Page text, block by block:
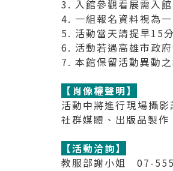
3. 入館參觀看展需入
4. 一組報名資料視為
5. 活動當天請提早15
6. 活動若遇高雄市政
7. 本館保留活動異動
【肖像權聲明】
活動中將進行現場攝
社群媒體、出版品製
【活動洽詢】
教服部謝小姐 07-